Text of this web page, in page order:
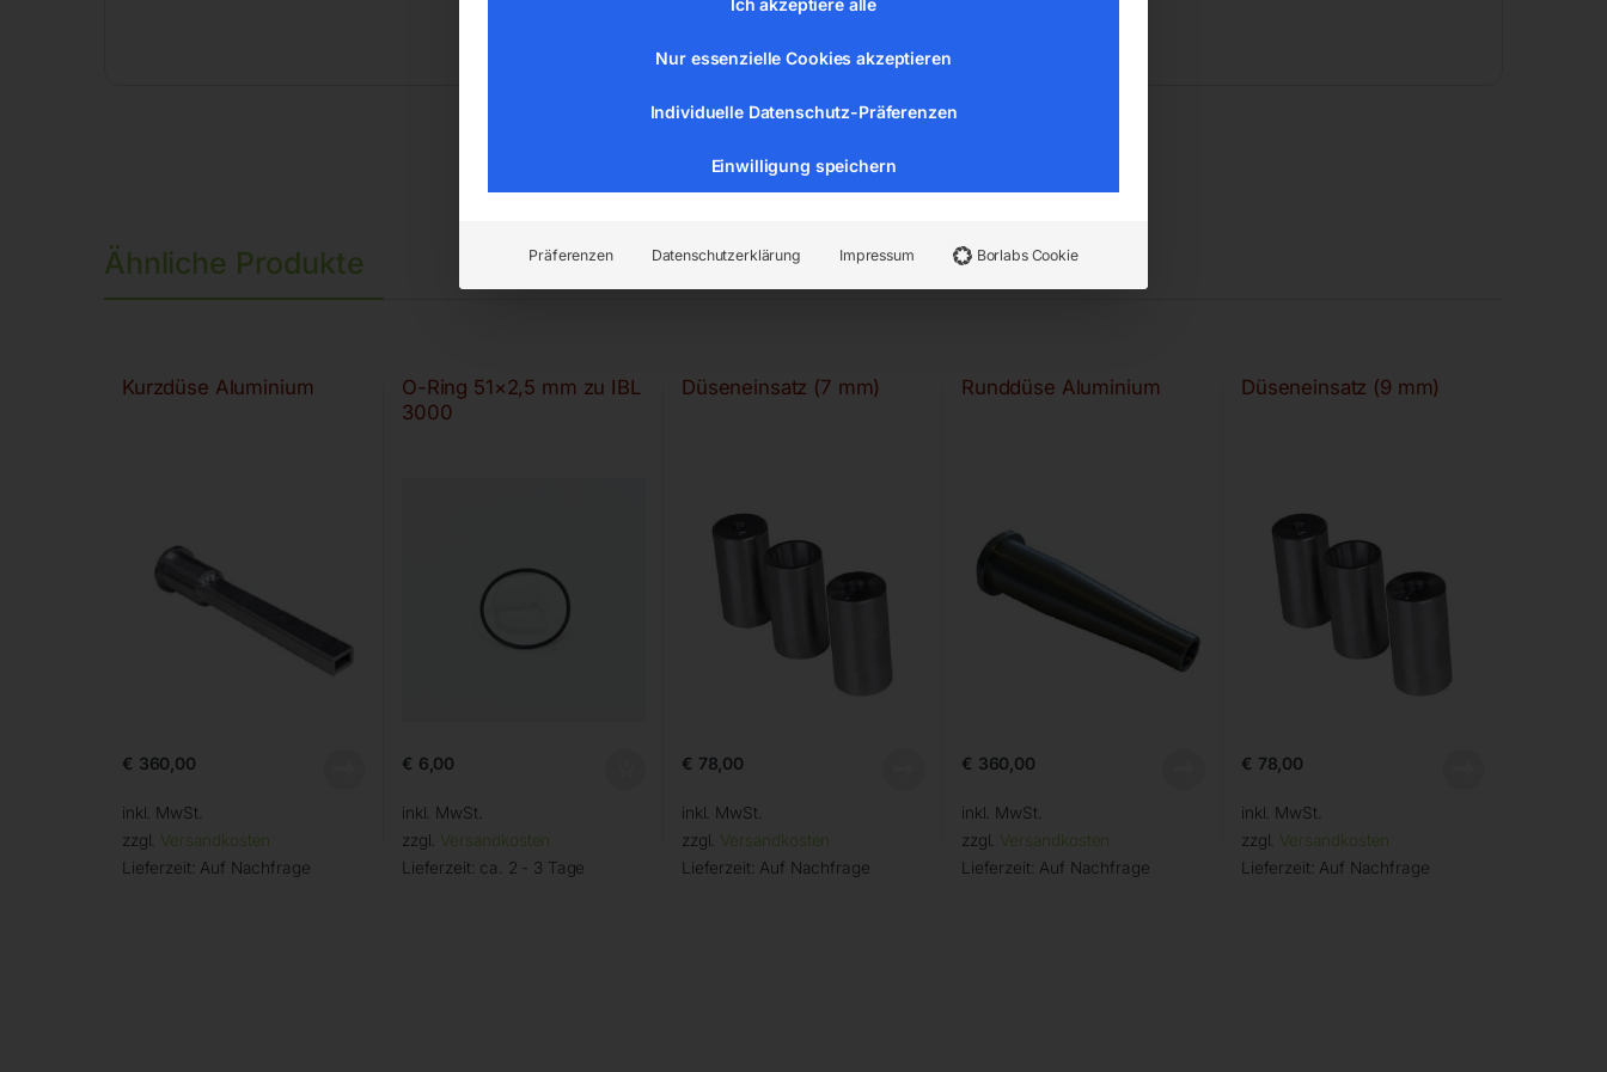
Ähnliche Produkte
Kurzdüse Aluminium
€ 360,00
inkl. MwSt.
zzgl. Versandkosten
Lieferzeit: Auf Nachfrage
O-Ring 51×2,5 mm zu IBL
3000
€ 6,00
inkl. MwSt.
zzgl. Versandkosten
Lieferzeit: ca. 2 - 3 Tage
Düseneinsatz (7 mm)
€ 78,00
inkl. MwSt.
zzgl. Versandkosten
Lieferzeit: Auf Nachfrage
Runddüse Aluminium
€ 360,00
inkl. MwSt.
zzgl. Versandkosten
Lieferzeit: Auf Nachfrage
Düseneinsatz (9 mm)
€ 78,00
inkl. MwSt.
zzgl. Versandkosten
Lieferzeit: Auf Nachfrage
Ich akzeptiere alle
Nur essenzielle Cookies akzeptieren
Individuelle Datenschutz-Präferenzen
Einwilligung speichern
Präferenzen Datenschutzerklärung Impressum Borlabs Cookie